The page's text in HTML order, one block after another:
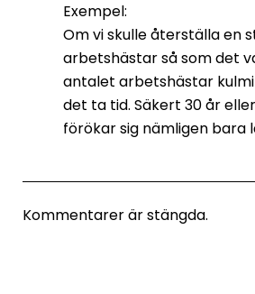
Exempel:
Om vi skulle återställa en
arbetshästar så som det
antalet arbetshästar
det ta tid. Säkert 30 år
förökar sig nämligen bara
Kommentarer är stängda.